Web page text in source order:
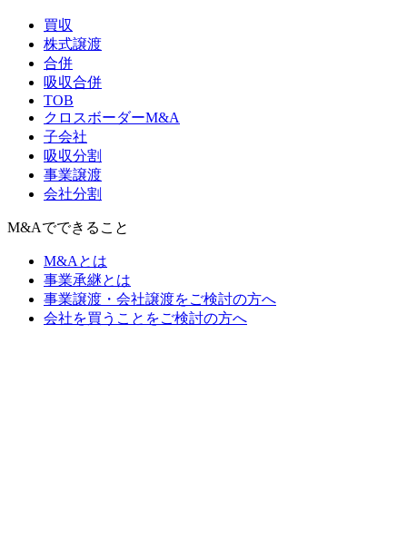
買収
株式譲渡
合併
吸収合併
TOB
クロスボーダーM&A
子会社
吸収分割
事業譲渡
会社分割
M&Aでできること
M&Aとは
事業承継とは
事業譲渡・会社譲渡をご検討の方へ
会社を買うことをご検討の方へ